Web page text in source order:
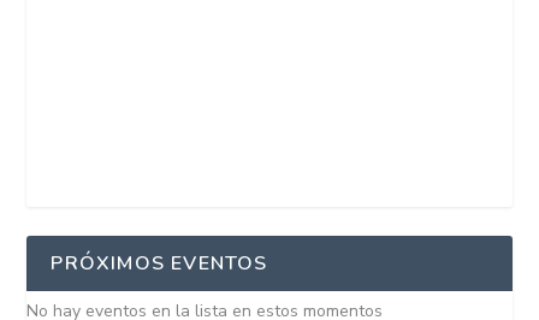
PRÓXIMOS EVENTOS
No hay eventos en la lista en estos momentos